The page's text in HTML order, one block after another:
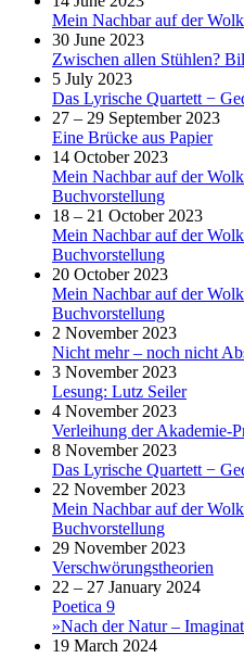
Mein Nachbar auf der
30 June 2023
Zwischen allen Stühlen?
5 July 2023
Das Lyrische Quartett −
27 – 29 September 2023
Eine Brücke aus Papier
14 October 2023
Mein Nachbar auf der
Buchvorstellung
18 – 21 October 2023
Mein Nachbar auf der
Buchvorstellung
20 October 2023
Mein Nachbar auf der
Buchvorstellung
2 November 2023
Nicht mehr – noch nicht
3 November 2023
Lesung: Lutz Seiler
4 November 2023
Verleihung der Akademie-
8 November 2023
Das Lyrische Quartett −
22 November 2023
Mein Nachbar auf der
Buchvorstellung
29 November 2023
Verschwörungstheorien
22 – 27 January 2024
Poetica 9
»Nach der Natur –
19 March 2024